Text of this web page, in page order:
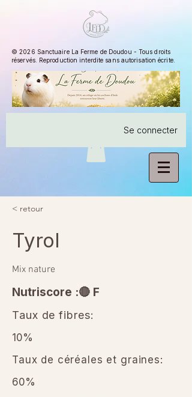
© 2026 Sanctuaire La Ferme de Doudou - Tous droits
réservés. Reproduction interdite sans autorisation écrite.
Se connecter
< retour
Tyrol
Mix nature
Nutriscore :🔴 F
Taux de fibres:
10%
Taux de céréales et graines:
60%